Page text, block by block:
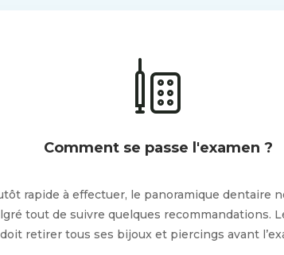
Comment se passe l'examen ?
rapide à effectuer, le panoramique dentaire
tout de suivre quelques recommandations.
doit retirer tous ses bijoux et piercings avant